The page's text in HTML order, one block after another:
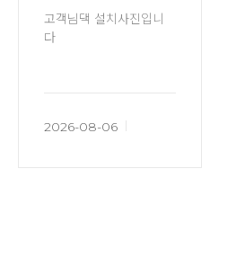
고객님댁 설치사진입니
다
2026-08-06